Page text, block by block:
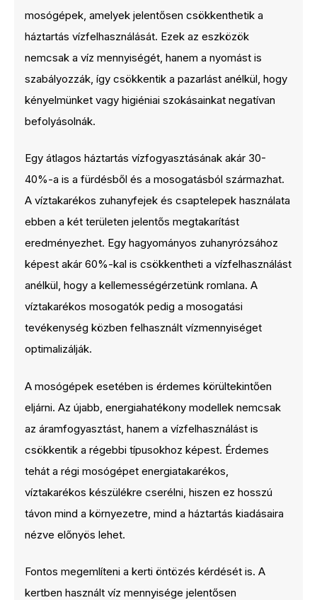
mosógépek, amelyek jelentősen csökkenthetik a
háztartás vízfelhasználását. Ezek az eszközök
nemcsak a víz mennyiségét, hanem a nyomást is
szabályozzák, így csökkentik a pazarlást anélkül, hogy
kényelmünket vagy higiéniai szokásainkat negatívan
befolyásolnák.
Egy átlagos háztartás vízfogyasztásának akár 30-
40%-a is a fürdésből és a mosogatásból származhat.
A víztakarékos zuhanyfejek és csaptelepek használata
ebben a két területen jelentős megtakarítást
eredményezhet. Egy hagyományos zuhanyrózsához
képest akár 60%-kal is csökkentheti a vízfelhasználást
anélkül, hogy a kellemességérzetünk romlana. A
víztakarékos mosogatók pedig a mosogatási
tevékenység közben felhasznált vízmennyiséget
optimalizálják.
A mosógépek esetében is érdemes körültekintően
eljárni. Az újabb, energiahatékony modellek nemcsak
az áramfogyasztást, hanem a vízfelhasználást is
csökkentik a régebbi típusokhoz képest. Érdemes
tehát a régi mosógépet energiatakarékos,
víztakarékos készülékre cserélni, hiszen ez hosszú
távon mind a környezetre, mind a háztartás kiadásaira
nézve előnyös lehet.
Fontos megemlíteni a kerti öntözés kérdését is. A
kertben használt víz mennyisége jelentősen